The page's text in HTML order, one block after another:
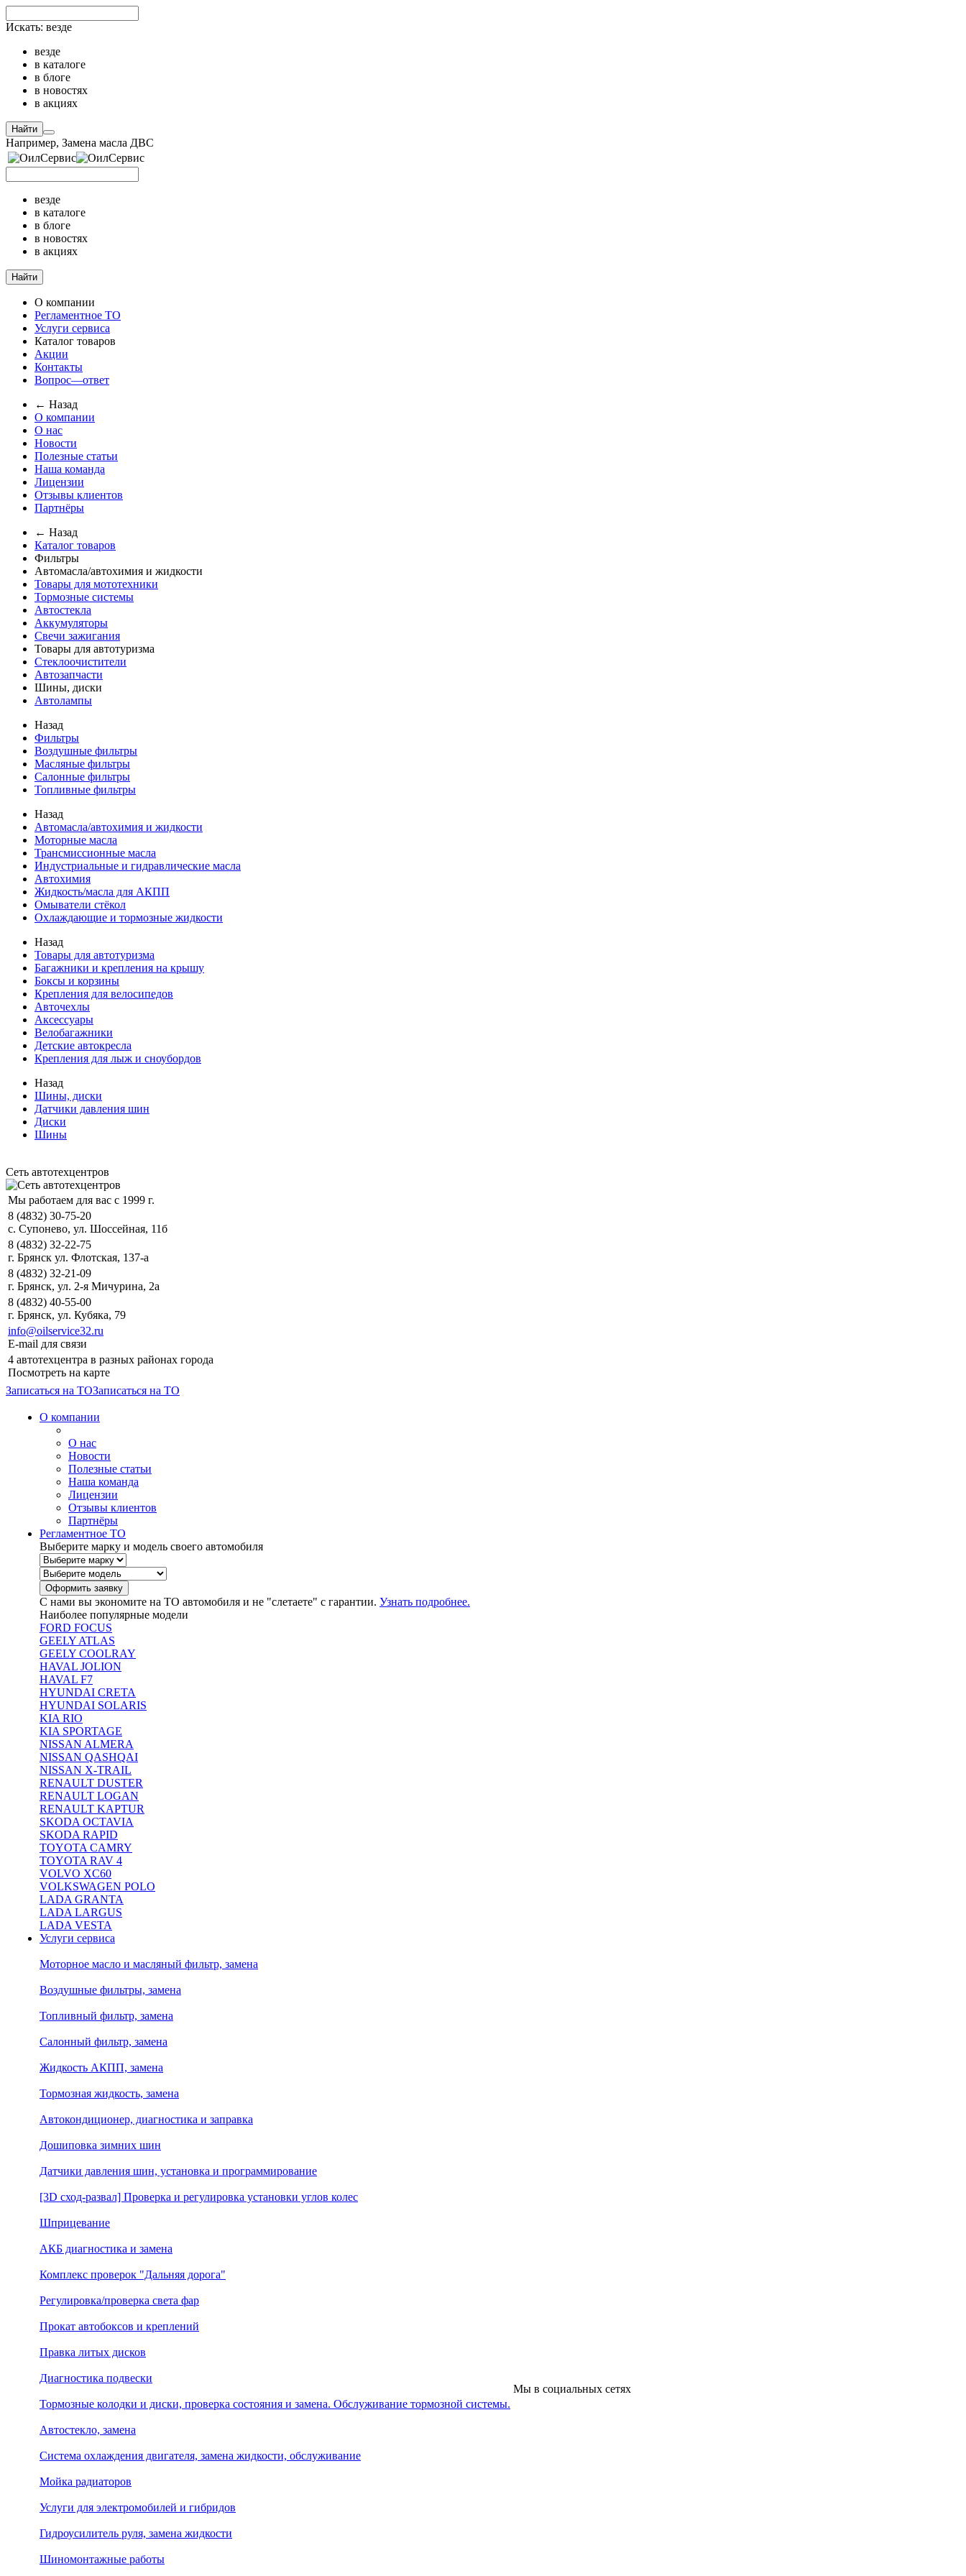
Искать: везде
везде
в каталоге
в блоге
в новостях
в акциях
Найти
Например, Замена масла ДВС
везде
в каталоге
в блоге
в новостях
в акциях
Найти
О компании
Регламентное ТО
Услуги сервиса
Каталог товаров
Акции
Контакты
Вопрос—ответ
← Назад
О компании
О нас
Новости
Полезные статьи
Наша команда
Лицензии
Отзывы клиентов
Партнёры
← Назад
Каталог товаров
Фильтры
Автомасла/автохимия и жидкости
Товары для мототехники
Тормозные системы
Автостекла
Аккумуляторы
Свечи зажигания
Товары для автотуризма
Стеклоочистители
Автозапчасти
Шины, диски
Автолампы
Назад
Фильтры
Воздушные фильтры
Масляные фильтры
Салонные фильтры
Топливные фильтры
Назад
Автомасла/автохимия и жидкости
Моторные масла
Трансмиссионные масла
Индустриальные и гидравлические масла
Автохимия
Жидкость/масла для АКПП
Омыватели стёкол
Охлаждающие и тормозные жидкости
Назад
Товары для автотуризма
Багажники и крепления на крышу
Боксы и корзины
Крепления для велосипедов
Авточехлы
Аксессуары
Велобагажники
Детские автокресла
Крепления для лыж и сноубордов
Назад
Шины, диски
Датчики давления шин
Диски
Шины
Сеть автотехцентров
Мы работаем для вас с 1999 г.
8 (4832) 30-75-20
с. Супонево, ул. Шоссейная, 11б
8 (4832) 32-22-75
г. Брянск ул. Флотская, 137-а
8 (4832) 32-21-09
г. Брянск, ул. 2-я Мичурина, 2а
8 (4832) 40-55-00
г. Брянск, ул. Кубяка, 79
info@oilservice32.ru
E-mail для связи
4 автотехцентра в разных районах города
Посмотреть на карте
Записаться на ТОЗаписаться на ТО
О компании
О нас
Новости
Полезные статьи
Наша команда
Лицензии
Отзывы клиентов
Партнёры
Регламентное ТО
Выберите марку и модель своего автомобиля
С нами вы экономите на ТО автомобиля и не "слетаете" с гарантии. Узнать подробнее.
Наиболее популярные модели
FORD FOCUS
GEELY ATLAS
GEELY COOLRAY
HAVAL JOLION
HAVAL F7
HYUNDAI CRETA
HYUNDAI SOLARIS
KIA RIO
KIA SPORTAGE
NISSAN ALMERA
NISSAN QASHQAI
NISSAN X-TRAIL
RENAULT DUSTER
RENAULT LOGAN
RENAULT KAPTUR
SKODA OCTAVIA
SKODA RAPID
TOYOTA CAMRY
TOYOTA RAV 4
VOLVO XC60
VOLKSWAGEN POLO
LADA GRANTA
LADA LARGUS
LADA VESTA
Услуги сервиса
Моторное масло и масляный фильтр, замена
Воздушные фильтры, замена
Топливный фильтр, замена
Салонный фильтр, замена
Жидкость АКПП, замена
Тормозная жидкость, замена
Автокондиционер, диагностика и заправка
Дошиповка зимних шин
Датчики давления шин, установка и программирование
[3D сход-развал] Проверка и регулировка установки углов колес
Шприцевание
АКБ диагностика и замена
Комплекс проверок "Дальняя дорога"
Регулировка/проверка света фар
Прокат автобоксов и креплений
Правка литых дисков
Диагностика подвески
Тормозные колодки и диски, проверка состояния и замена. Обслуживание тормозной системы.
Автостекло, замена
Система охлаждения двигателя, замена жидкости, обслуживание
Мойка радиаторов
Услуги для электромобилей и гибридов
Гидроусилитель руля, замена жидкости
Шиномонтажные работы
Мы в социальных сетях